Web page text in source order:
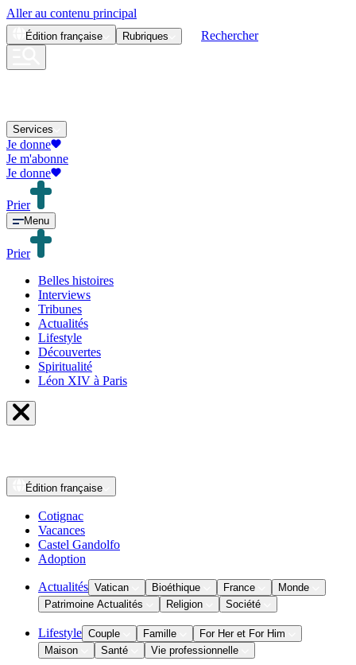
Aller au contenu principal
Édition française Rubriques Rechercher
Services
Je donne
Je m'abonne
Je donne
Prier
Menu
Prier
Belles histoires
Interviews
Tribunes
Actualités
Lifestyle
Découvertes
Spiritualité
Léon XIV à Paris
Édition française
Cotignac
Vacances
Castel Gandolfo
Adoption
Actualités Vatican Bioéthique France
Monde
Patrimoine Actualités
Religion Société
Lifestyle Couple Famille
For Her et For Him
Maison
Santé Vie professionnelle